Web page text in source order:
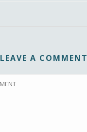
LEAVE A COMMENT